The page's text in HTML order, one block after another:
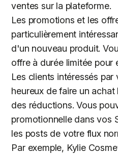
ventes sur la plateforme.
Les promotions et les
particulièrement
d'un nouveau produit.
offre à durée limitée pour
Les clients intéressés
heureux de faire un
des réductions. Vous
promotionnelle dans vos
les posts de votre flux
Par exemple, Kylie